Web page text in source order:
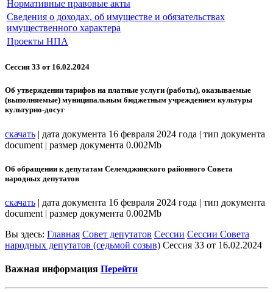
Нормативные правовые акты
Сведения о доходах, об имуществе и обязательствах
имущественного характера
Проекты НПА
Сессия 33 от 16.02.2024
Об утверждении тарифов на платные услуги (работы), оказываемые
(выполняемые) муниципальным бюджетным учреждением культуры
культурно-досуг
скачать | дата документа 16 февраля 2024 года | тип документа
document | размер документа 0.002Mb
Об обращении к депутатам Селемджинского районного Совета
народных депутатов
скачать | дата документа 16 февраля 2024 года | тип документа
document | размер документа 0.002Mb
Вы здесь: Главная Совет депутатов Сессии Сессии Совета
народных депутатов (седьмой созыв) Сессия 33 от 16.02.2024
Важная информация Перейти